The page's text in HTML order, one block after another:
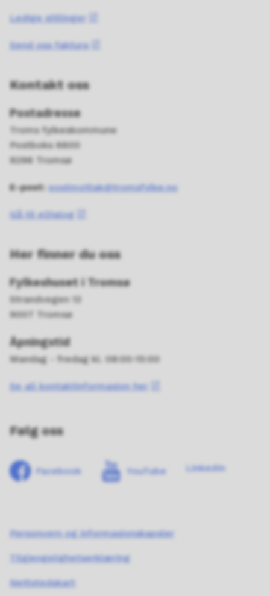
Ledige stillinger
Send oss faktura
Kontakt oss
Postadresse
Troms fylkeskommune
Postboks 6600
9296 Tromsø
E-post: postmottak@tromsfylke.no
Gå til eDialog
Her finner du oss
Fylkeshuset i Tromsø
Strandvegen 13
9007 Tromsø
Åpningstid
Mandag - fredag kl. 08:00-15:00
Se all kontaktinformasjon her
Følg oss
Facebook YouTube LinkedIn
Personvern og informasjonskapsler
Tilgjengelighetserklæring
Nettstedskart